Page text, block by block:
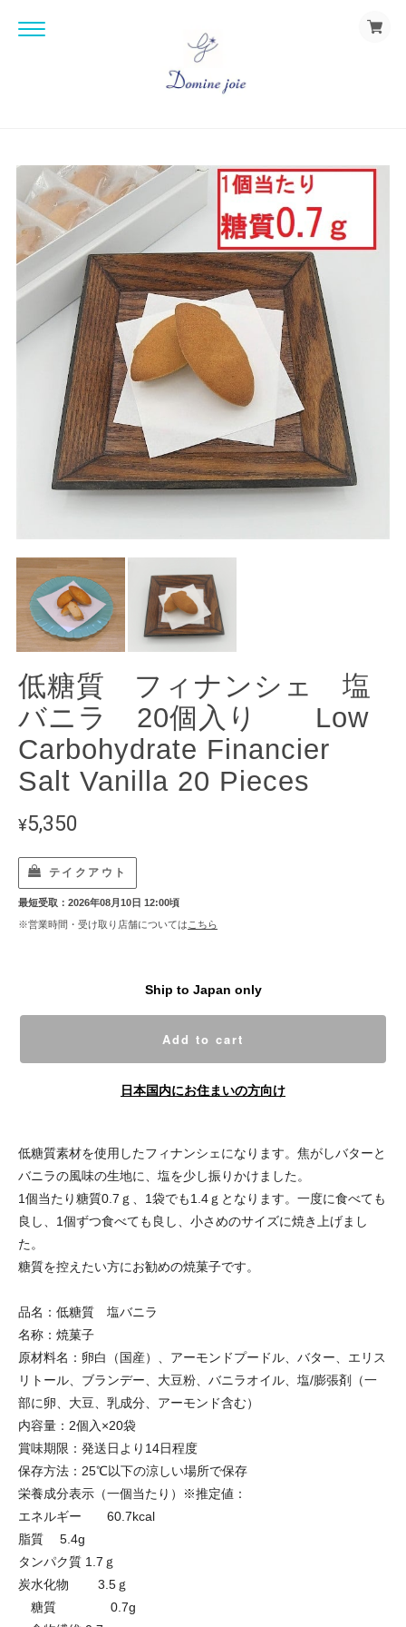
低糖質 フィナンシェ 塩
バニラ 20個入り Low
Carbohydrate Financier
Salt Vanilla 20 Pieces
¥5,350
テイクアウト
最短受取：2026年08月10日 12:00頃
※営業時間・受け取り店舗については こちら
Ship to Japan only
Add to cart
日本国内にお住まいの方向け
低糖質素材を使用したフィナンシェになります。焦がしバターと
バニラの風味の生地に、塩を少し振りかけました。
1個当たり糖質0.7ｇ、1袋でも1.4ｇとなります。一度に食べても
良し、1個ずつ食べても良し、小さめのサイズに焼き上げまし
た。
糖質を控えたい方にお勧めの焼菓子です。
品名：低糖質 塩バニラ
名称：焼菓子
原材料名：卵白（国産）、アーモンドプードル、バター、エリス
リトール、ブランデー、大豆粉、バニラオイル、塩/膨張剤（一
部に卵、大豆、乳成分、アーモンド含む）
内容量：2個入×20袋
賞味期限：発送日より14日程度
保存方法：25℃以下の涼しい場所で保存
栄養成分表示（一個当たり）※推定値：
エネルギー 60.7kcal
脂質 5.4g
タンパク質 1.7ｇ
炭水化物 3.5ｇ
糖質 0.7g